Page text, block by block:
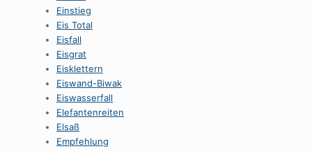
Einstieg
Eis Total
Eisfall
Eisgrat
Eisklettern
Eiswand-Biwak
Eiswasserfall
Elefantenreiten
Elsaß
Empfehlung